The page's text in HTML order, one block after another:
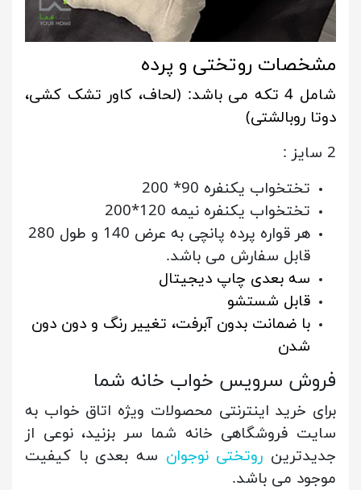
مشخصات روتختی و پرده
شامل 4 تکه می باشد: (لحاف، کاور تشک کشی،
دوتا روبالشتی)
2 سایز :
تختخواب یکنفره 90* 200
تختخواب یکنفره نیمه 120*200
هر قواره پرده پانچی به عرض 140 و طول 280
قابل سفارش می باشد.
سه بعدی چاپ دیجیتال
قابل شستشو
با ضمانت بدون آبرفت، تغییر رنگ و دون دون
شدن
فروش سرویس خواب خانه شما
برای خرید اینترنتی محصولات ویژه اتاق خواب به
سایت فروشگاهی خانه شما سر بزنید، نوعی از
جدیدترین روتختی نوجوان سه بعدی با کیفیت
موجود می باشد.